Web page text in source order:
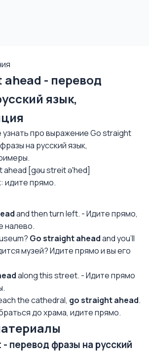
- перевод
язык,
про выражение Go straight
на русский язык,
[gəu streit ə'hed]
идите прямо.
and then turn left. - Идите прямо,
налево.
Go straight aheadand you’ll
музей? Идите прямо и вы его
along this street. - Идите прямо
the cathedral, go straight ahead.
до храма, идите прямо.
перевод фразы на русский